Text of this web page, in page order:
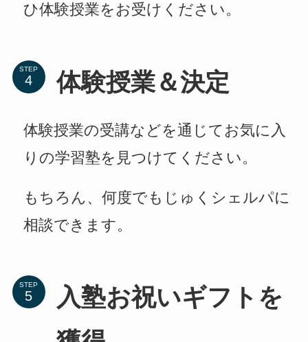
ひ体験授業をお受けください。
STEP 体験授業＆決定
体験授業の受講などを通じてお気に入
りの学習塾を見つけてください。
もちろん、何度でもじゅくシェルパに
相談できます。
STEP
入塾お祝いギフトを